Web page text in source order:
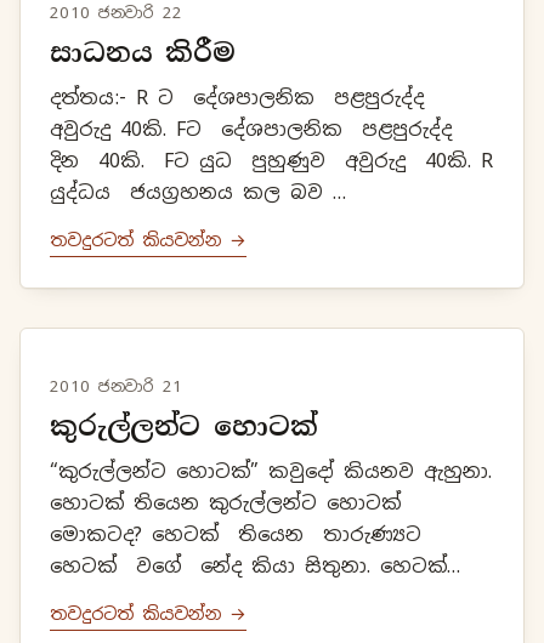
2010 ජනවාරි 22
සාධනය කිරීම
දත්තය:- R ට දේශපාලනික පළපුරුද්ද
අවුරුදු 40කි. Fට දේශපාලනික පළපුරුද්ද
දින 40කි. Fට යුධ පුහුණුව අවුරුදු 40කි. R
යුද්ධය ජයග්‍රහනය කල බව
කියයි.නිර්මාණය:- Rට යුධ පුහුණුව දින
40ක් ලෙස සිතමු.සාධනය කළ යුත්ත...
තවදුරටත් කියවන්න →
2010 ජනවාරි 21
කුරුල්ලන්ට හොටක්
“කුරුල්ලන්ට හොටක්” කවුදෝ කියනව ඇහුනා.
හොටක් තියෙන කුරුල්ලන්ට හොටක්
මොකටද? හෙටක් තියෙන තාරුණ්‍යට
හෙටක් වගේ නේද කියා සිතුනා. හෙටක්
නැති අසරණයන්ටනෙ හෙටක් උවමනා
වෙන්නෙ. තාරුණ්‍ය අසරණද? තාරුණ්‍ය
තවදුරටත් කියවන්න →